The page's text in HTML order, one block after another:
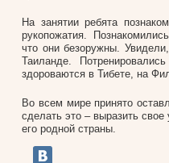
На занятии ребята
рукопожатия.
что они безоружны.
Таиланде.
здороваются в Тибете, на
Во всем мире принято
сделать это – выразить
его родной страны.